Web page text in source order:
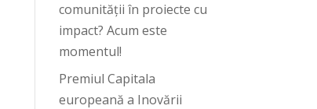
comunității în proiecte cu
impact? Acum este
momentul!
Premiul Capitala
europeană a Inovării